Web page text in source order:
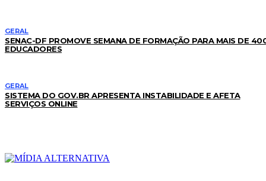
GERAL
SENAC-DF PROMOVE SEMANA DE FORMAÇÃO PARA MAIS DE
EDUCADORES
GERAL
SISTEMA DO GOV.BR APRESENTA INSTABILIDADE E AFETA
SERVIÇOS ONLINE